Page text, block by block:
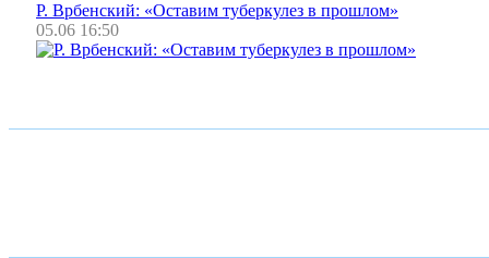
Р. Врбенский: «Оставим туберкулез в прошлом»
05.06 16:50